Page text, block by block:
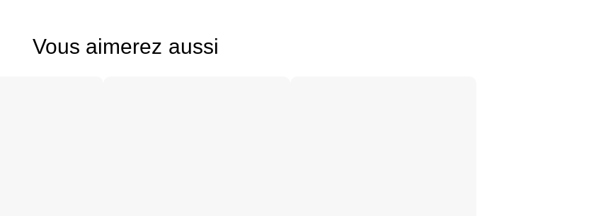
Vous aimerez aussi